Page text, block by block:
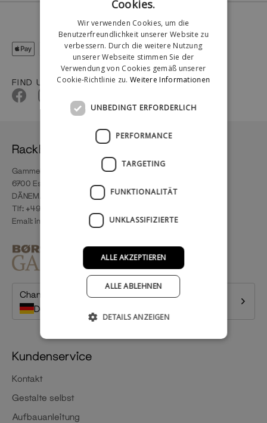
FIND US
RackBuddy
Gammel Vardevej 66A
6700 Esbjerg
DÄNEMARK
Tlf: +49 800 0010004
Email:info@rackbuddy.de
Change country
Deutschland
Kundenservice
Kontakt
Gestalte selbst
Aufbauanleitung
Cookies.
Wir verwenden Cookies, um die
Benutzerfreundlichkeit unserer Website zu
verbessern. Durch die weitere Nutzung
unserer Webseite stimmen Sie der
Verwendung von Cookies gemäß unserer
Cookie-Richtlinie zu.Weitere Informationen
UNBEDINGT ERFORDERLICH
PERFORMANCE
TARGETING
FUNKTIONALITÄT
UNKLASSIFIZIERTE
ALLE AKZEPTIEREN
ALLE ABLEHNEN
DETAILS ANZEIGEN